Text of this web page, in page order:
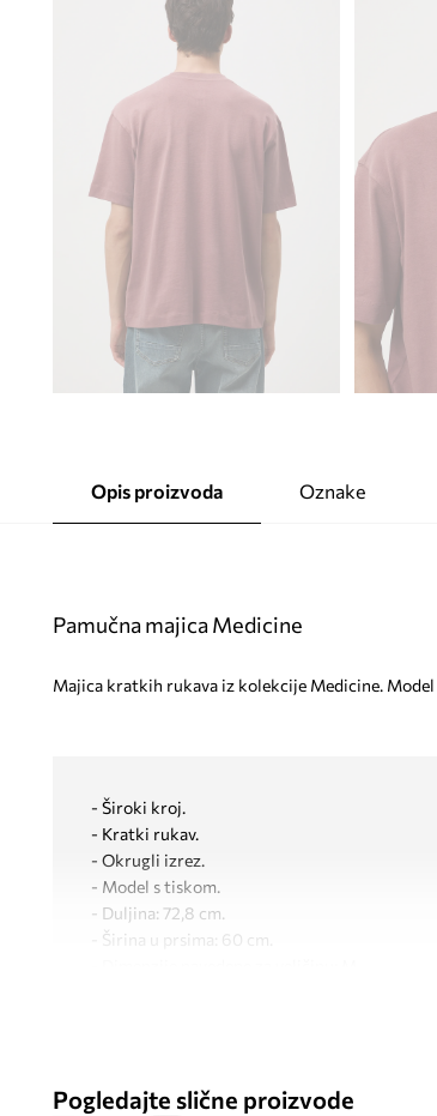
Opis proizvoda Oznake
Pamučna majica Medicine
Majica kratkih rukava iz kolekcije Medicine.
- Široki kroj.
- Kratki rukav.
- Okrugli izrez.
- Model s tiskom.
- Duljina: 72,8 cm.
- Širina u prsima: 60 cm.
Pogledajte slične proizvode